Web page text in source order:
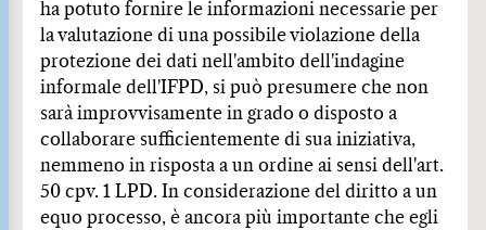
ha potuto fornire le informazioni necessarie per
la valutazione di una possibile violazione della
protezione dei dati nell'ambito dell'indagine
informale dell'IFPD, si può presumere che non
sarà improvvisamente in grado o disposto a
collaborare sufficientemente di sua iniziativa,
nemmeno in risposta a un ordine ai sensi dell'art.
50 cpv. 1 LPD. In considerazione del diritto a un
equo processo, è ancora più importante che egli